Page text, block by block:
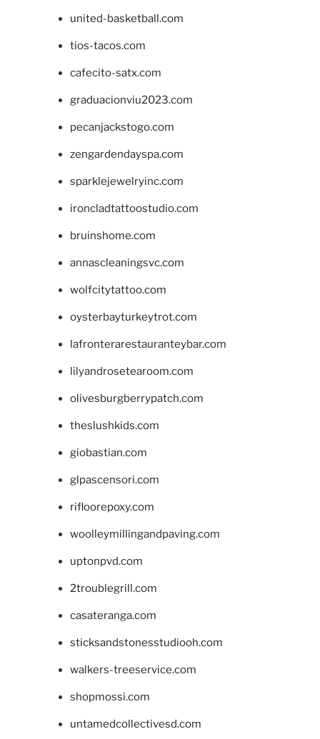
united-basketball.com
tios-tacos.com
cafecito-satx.com
graduacionviu2023.com
pecanjackstogo.com
zengardendayspa.com
sparklejewelryinc.com
ironcladtattoostudio.com
bruinshome.com
annascleaningsvc.com
wolfcitytattoo.com
oysterbayturkeytrot.com
lafronterarestauranteybar.com
lilyandrosetearoom.com
olivesburgberrypatch.com
theslushkids.com
giobastian.com
glpascensori.com
rifloorepoxy.com
woolleymillingandpaving.com
uptonpvd.com
2troublegrill.com
casateranga.com
sticksandstonesstudiooh.com
walkers-treeservice.com
shopmossi.com
untamedcollectivesd.com